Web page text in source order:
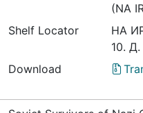
(NA
Shelf Locator
НА
10. Д.
Download